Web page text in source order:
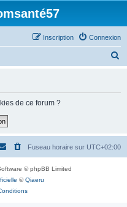
Connexion
Inscription
h
de ce forum ?
Fuseau horaire sur UTC+02:00
© phpBB Limited
©Qiaeru